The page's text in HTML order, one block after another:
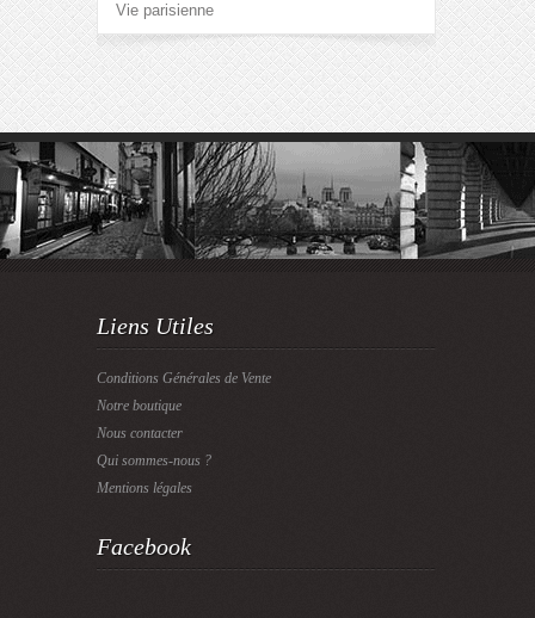
Vie parisienne
Liens Utiles
Conditions Générales de Vente
Notre boutique
Nous contacter
Qui sommes-nous ?
Mentions légales
Facebook